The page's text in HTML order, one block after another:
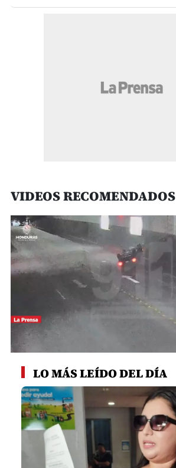
VIDEOS RECOMENDADOS
seconds
seconds
LO MÁS LEÍDO DEL DÍA